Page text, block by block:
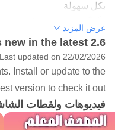
بكل سهولة
👌👌صوت نقى جدا
اذا اعجبكم التطبيق لا
ولا تنسوا تقييم
عرض المزيد
new in the latest 2.6
Last updated on 22/02/2026
Install or update to the
version to check it out!
فيديوهات ولقطات